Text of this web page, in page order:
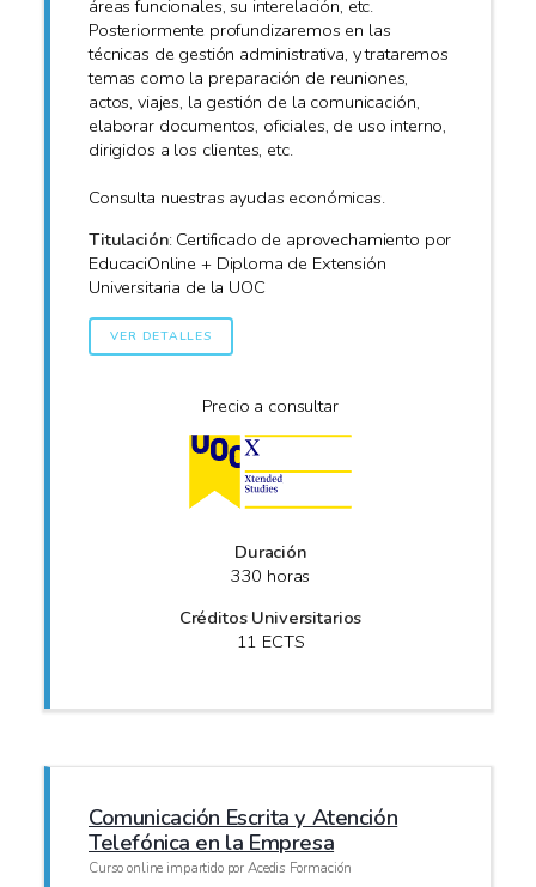
áreas funcionales, su interelación, etc.
Posteriormente profundizaremos en las
técnicas de gestión administrativa, y trataremos
temas como la preparación de reuniones,
actos, viajes, la gestión de la comunicación,
elaborar documentos, oficiales, de uso interno,
dirigidos a los clientes, etc.
Consulta nuestras ayudas económicas.
Titulación: Certificado de aprovechamiento por
EducaciOnline + Diploma de Extensión
Universitaria de la UOC
VER DETALLES
Precio a consultar
Duración
330 horas
Créditos Universitarios
11 ECTS
Comunicación Escrita y Atención
Telefónica en la Empresa
Curso online impartido por Acedis Formación